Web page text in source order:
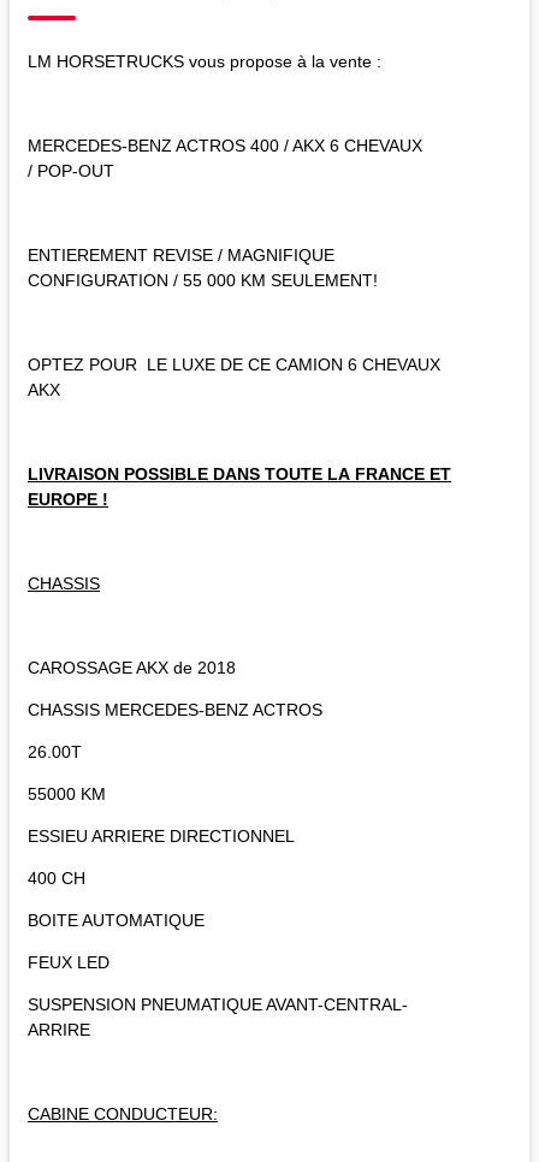
LM HORSETRUCKS vous propose à la vente :
MERCEDES-BENZ ACTROS 400 / AKX 6 CHEVAUX
/ POP-OUT
ENTIEREMENT REVISE / MAGNIFIQUE
CONFIGURATION / 55 000 KM SEULEMENT!
OPTEZ POUR LE LUXE DE CE CAMION 6 CHEVAUX
AKX
LIVRAISON POSSIBLE DANS TOUTE LA FRANCE ET
EUROPE !
CHASSIS
CAROSSAGE AKX de 2018
CHASSIS MERCEDES-BENZ ACTROS
26.00T
55000 KM
ESSIEU ARRIERE DIRECTIONNEL
400 CH
BOITE AUTOMATIQUE
FEUX LED
SUSPENSION PNEUMATIQUE AVANT-CENTRAL-
ARRIRE
CABINE CONDUCTEUR: